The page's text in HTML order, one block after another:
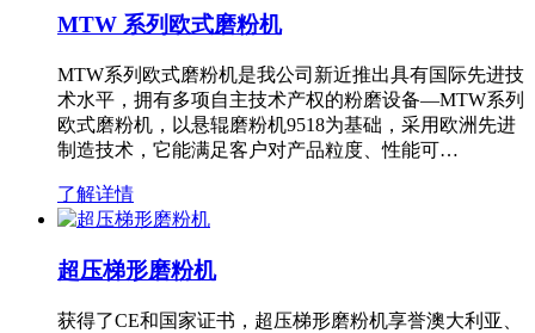
MTW 系列欧式磨粉机
MTW系列欧式磨粉机是我公司新近推出具有国际先进技
术水平，拥有多项自主技术产权的粉磨设备—MTW系列
欧式磨粉机，以悬辊磨粉机9518为基础，采用欧洲先进
制造技术，它能满足客户对产品粒度、性能可…
了解详情
超压梯形磨粉机
获得了CE和国家证书，超压梯形磨粉机享誉澳大利亚、